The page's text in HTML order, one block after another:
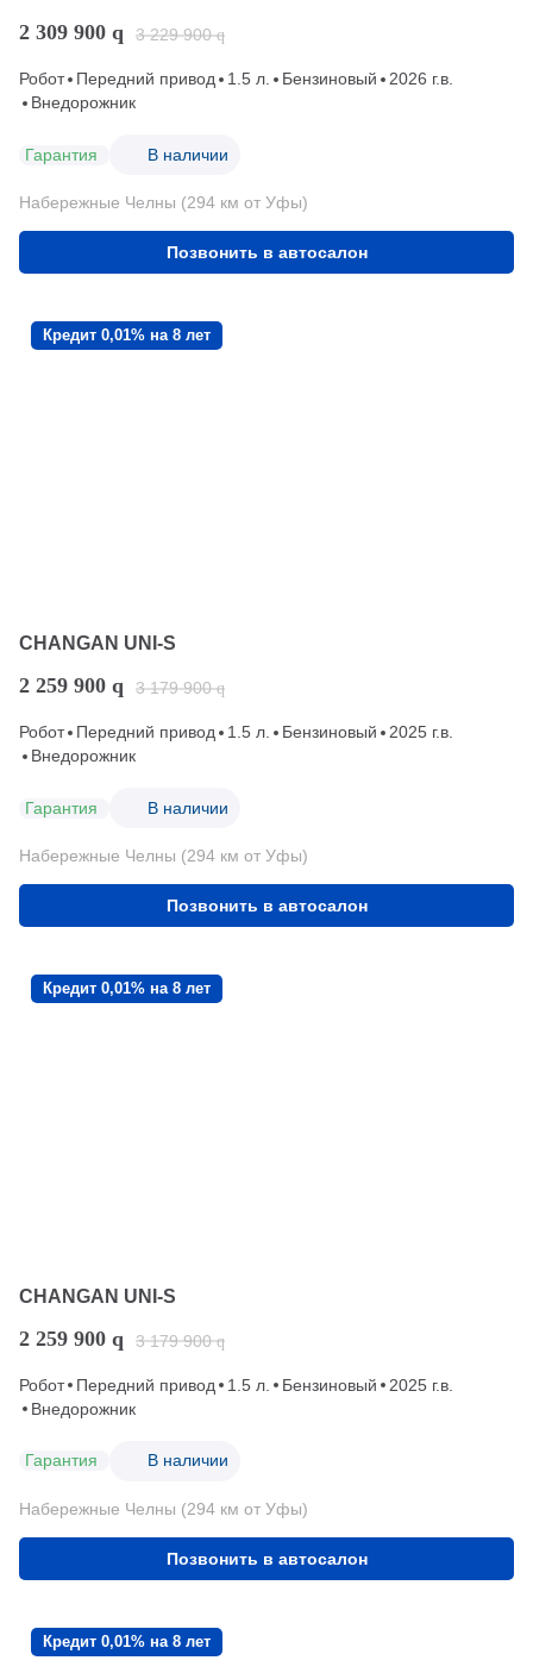
2 309 900 q 3 229 900 q
Робот Передний привод 1.5 л. Бензиновый
2026 г.в.
Внедорожник
Гарантия В наличии
Набережные Челны (294 км от Уфы)
Позвонить в автосалон
Кредит 0,01% на 8 лет
CHANGAN UNI-S
2 259 900 q 3 179 900 q
Робот Передний привод 1.5 л. Бензиновый
2025 г.в.
Внедорожник
Гарантия В наличии
Набережные Челны (294 км от Уфы)
Позвонить в автосалон
Кредит 0,01% на 8 лет
CHANGAN UNI-S
2 259 900 q 3 179 900 q
Робот Передний привод 1.5 л. Бензиновый
2025 г.в.
Внедорожник
Гарантия В наличии
Набережные Челны (294 км от Уфы)
Позвонить в автосалон
Кредит 0,01% на 8 лет